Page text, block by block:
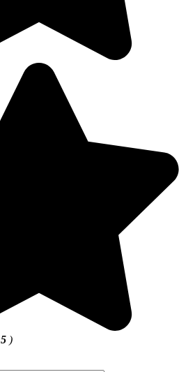
5 )